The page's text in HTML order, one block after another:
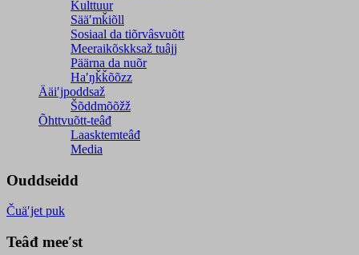
Kulttuur
Sääʹmǩiõll
Sosiaal da tiõrvâsvuõtt
Meeraikõskksaž tuâjj
Päärna da nuõr
Haʹŋǩǩõõzz
Ääiʹjpoddsaž
Šõddmõõžž
Õhttvuõtt-teâđ
Laasktemteâđ
Media
Ouddseidd
Čuäʹjet puk
Teâđ meeʹst